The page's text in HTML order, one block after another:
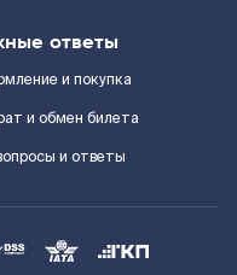
ответы
и покупка
и обмен билета
и ответы